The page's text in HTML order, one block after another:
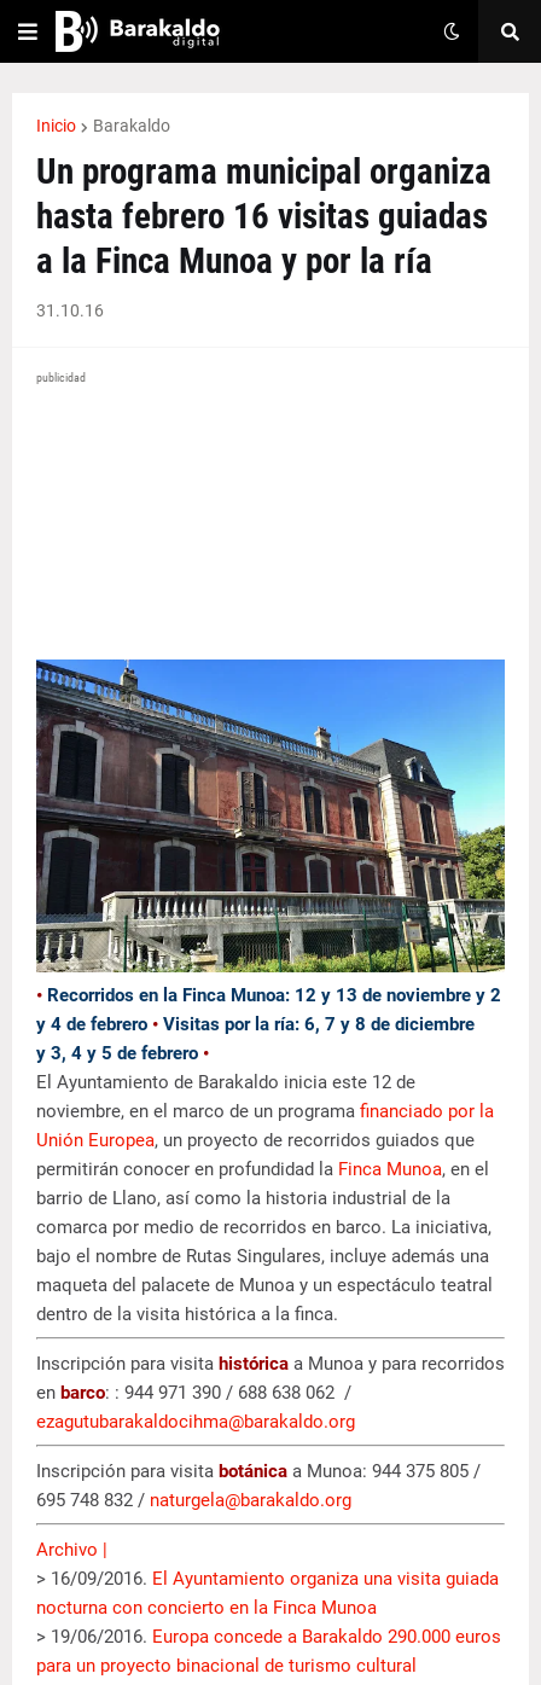
Inicio Barakaldo
Un programa municipal organiza
hasta febrero 16 visitas guiadas
a la Finca Munoa y por la ría
31.10.16
publicidad
• Recorridos en la Finca Munoa: 12 y 13 de noviembre y 2
y 4 de febrero • Visitas por la ría: 6, 7 y 8 de diciembre
y 3, 4 y 5 de febrero •
El Ayuntamiento de Barakaldo inicia este 12 de
noviembre, en el marco de un programa financiado por la
Unión Europea, un proyecto de recorridos guiados que
permitirán conocer en profundidad la Finca Munoa, en el
barrio de Llano, así como la historia industrial de la
comarca por medio de recorridos en barco. La iniciativa,
bajo el nombre de Rutas Singulares, incluye además una
maqueta del palacete de Munoa y un espectáculo teatral
dentro de la visita histórica a la finca.
Inscripción para visita histórica a Munoa y para recorridos
en barco: : 944 971 390 / 688 638 062 /
ezagutubarakaldocihma@barakaldo.org
Inscripción para visita botánica a Munoa: 944 375 805 /
695 748 832 / naturgela@barakaldo.org
Archivo |
> 16/09/2016. El Ayuntamiento organiza una visita guiada
nocturna con concierto en la Finca Munoa
> 19/06/2016. Europa concede a Barakaldo 290.000 euros
para un proyecto binacional de turismo cultural